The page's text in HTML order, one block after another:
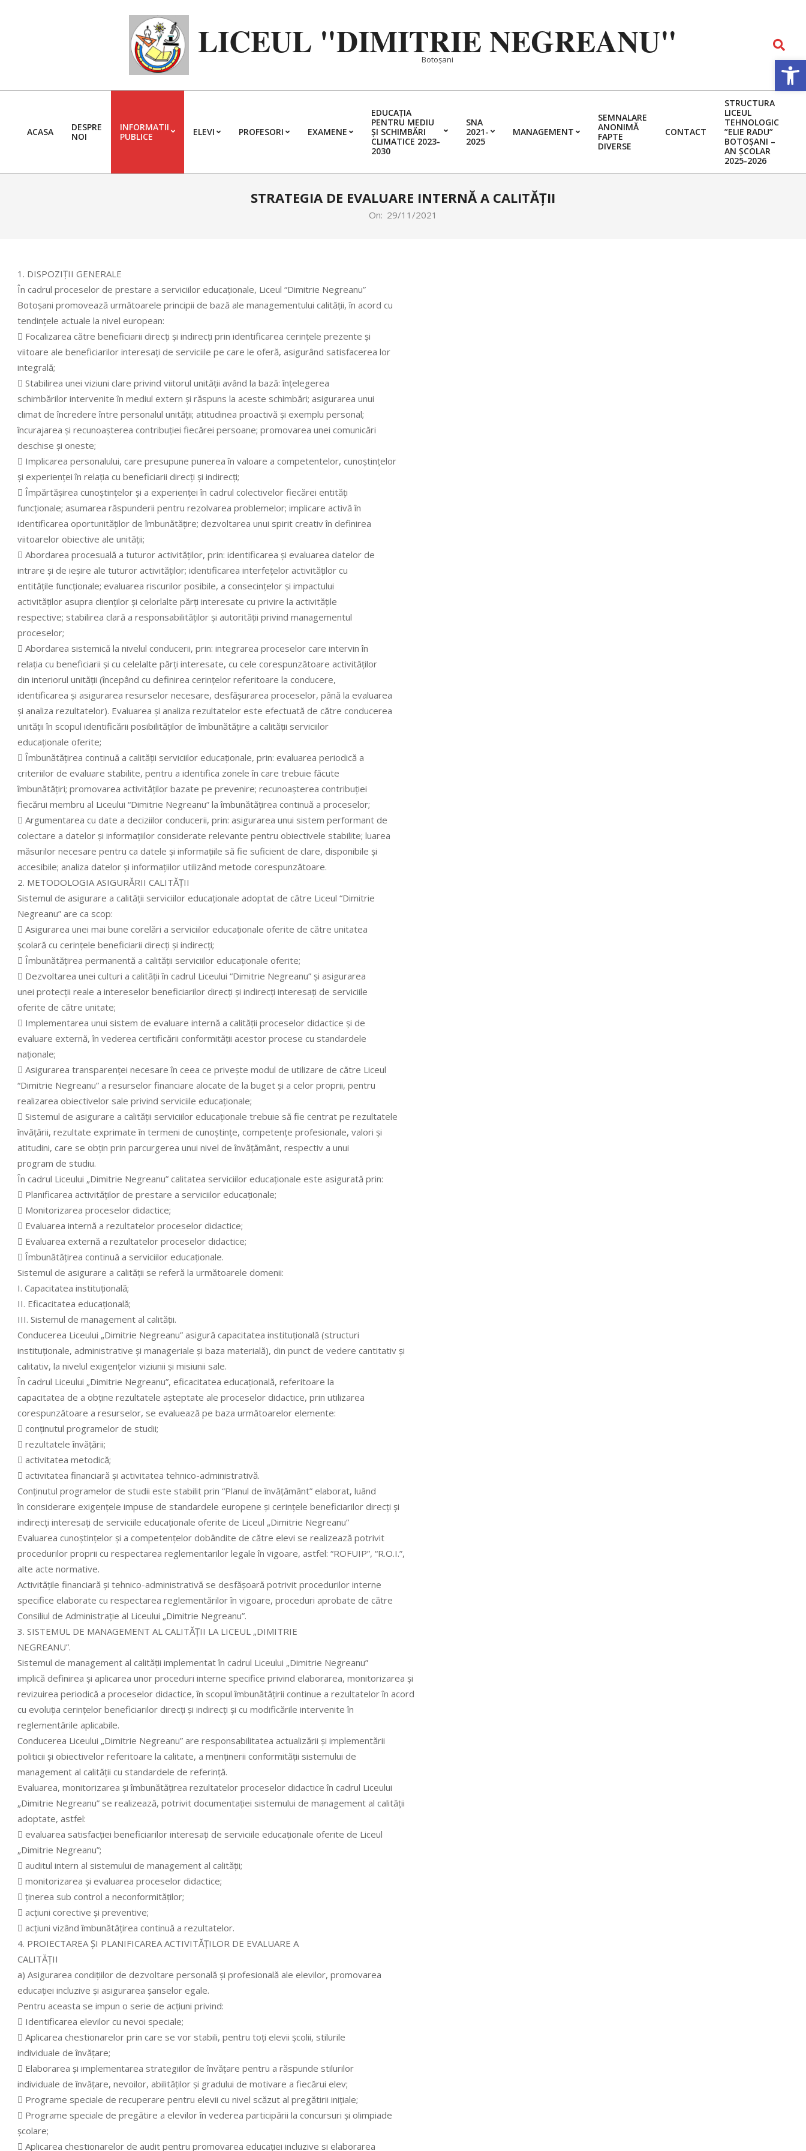
LICEUL "DIMITRIE NEGREANU"
Botoșani
Search
Primary
ACASA
DESPRE
NOI
INFORMATII
PUBLICE
ELEVI PROFESORI EXAMENE
EDUCAȚIA
PENTRU MEDIU
ȘI SCHIMBĂRI
CLIMATICE 2023-
2030
SNA
2021-
2025
MANAGEMENT
SEMNALARE
ANONIMĂ
FAPTE
DIVERSE
CONTACT
STRUCTURA
LICEUL
TEHNOLOGIC
”ELIE RADU”
BOTOȘANI –
AN ȘCOLAR
2025-2026
STRATEGIA DE EVALUARE INTERNĂ A CALITĂŢII
On: 29/11/2021
1. DISPOZIŢII GENERALE
În cadrul proceselor de prestare a serviciilor educaţionale, Liceul “Dimitrie Negreanu”
Botoşani promovează următoarele principii de bază ale managementului calităţii, în acord cu
tendinţele actuale la nivel european:
 Focalizarea către beneficiarii direcţi şi indirecţi prin identificarea cerinţele prezente şi
viitoare ale beneficiarilor interesaţi de serviciile pe care le oferă, asigurând satisfacerea lor
integrală;
 Stabilirea unei viziuni clare privind viitorul unităţii având la bază: înţelegerea
schimbărilor intervenite în mediul extern şi răspuns la aceste schimbări; asigurarea unui
climat de încredere între personalul unităţii; atitudinea proactivă şi exemplu personal;
încurajarea şi recunoaşterea contribuţiei fiecărei persoane; promovarea unei comunicări
deschise şi oneste;
 Implicarea personalului, care presupune punerea în valoare a competentelor, cunoştinţelor
şi experienţei în relaţia cu beneficiarii direcţi şi indirecţi;
 Împărtăşirea cunoştinţelor şi a experienţei în cadrul colectivelor fiecărei entităţi
funcţionale; asumarea răspunderii pentru rezolvarea problemelor; implicare activă în
identificarea oportunităţilor de îmbunătăţire; dezvoltarea unui spirit creativ în definirea
viitoarelor obiective ale unităţii;
 Abordarea procesuală a tuturor activităţilor, prin: identificarea şi evaluarea datelor de
intrare şi de ieşire ale tuturor activităţilor; identificarea interfeţelor activităţilor cu
entităţile funcţionale; evaluarea riscurilor posibile, a consecinţelor şi impactului
activităţilor asupra clienţilor şi celorlalte părţi interesate cu privire la activităţile
respective; stabilirea clară a responsabilităţilor şi autorităţii privind managementul
proceselor;
 Abordarea sistemică la nivelul conducerii, prin: integrarea proceselor care intervin în
relaţia cu beneficiarii şi cu celelalte părţi interesate, cu cele corespunzătoare activităţilor
din interiorul unităţii (începând cu definirea cerinţelor referitoare la conducere,
identificarea şi asigurarea resurselor necesare, desfăşurarea proceselor, până la evaluarea
şi analiza rezultatelor). Evaluarea şi analiza rezultatelor este efectuată de către conducerea
unităţii în scopul identificării posibilităţilor de îmbunătăţire a calităţii serviciilor
educaţionale oferite;
 Îmbunătăţirea continuă a calităţii serviciilor educaţionale, prin: evaluarea periodică a
criteriilor de evaluare stabilite, pentru a identifica zonele în care trebuie făcute
îmbunătăţiri; promovarea activităţilor bazate pe prevenire; recunoaşterea contribuţiei
fiecărui membru al Liceului “Dimitrie Negreanu” la îmbunătăţirea continuă a proceselor;
 Argumentarea cu date a deciziilor conducerii, prin: asigurarea unui sistem performant de
colectare a datelor şi informaţiilor considerate relevante pentru obiectivele stabilite; luarea
măsurilor necesare pentru ca datele şi informaţiile să fie suficient de clare, disponibile şi
accesibile; analiza datelor şi informaţiilor utilizând metode corespunzătoare.
2. METODOLOGIA ASIGURĂRII CALITĂŢII
Sistemul de asigurare a calităţii serviciilor educaţionale adoptat de către Liceul “Dimitrie
Negreanu” are ca scop:
 Asigurarea unei mai bune corelări a serviciilor educaţionale oferite de către unitatea
şcolară cu cerinţele beneficiarii direcţi şi indirecţi;
 Îmbunătăţirea permanentă a calităţii serviciilor educaţionale oferite;
 Dezvoltarea unei culturi a calităţii în cadrul Liceului “Dimitrie Negreanu” şi asigurarea
unei protecţii reale a intereselor beneficiarilor direcţi şi indirecţi interesaţi de serviciile
oferite de către unitate;
 Implementarea unui sistem de evaluare internă a calităţii proceselor didactice şi de
evaluare externă, în vederea certificării conformităţii acestor procese cu standardele
naţionale;
 Asigurarea transparenţei necesare în ceea ce priveşte modul de utilizare de către Liceul
“Dimitrie Negreanu” a resurselor financiare alocate de la buget şi a celor proprii, pentru
realizarea obiectivelor sale privind serviciile educaţionale;
 Sistemul de asigurare a calităţii serviciilor educaţionale trebuie să fie centrat pe rezultatele
învăţării, rezultate exprimate în termeni de cunoştinţe, competenţe profesionale, valori şi
atitudini, care se obţin prin parcurgerea unui nivel de învăţământ, respectiv a unui
program de studiu.
În cadrul Liceului „Dimitrie Negreanu” calitatea serviciilor educaţionale este asigurată prin:
 Planificarea activităţilor de prestare a serviciilor educaţionale;
 Monitorizarea proceselor didactice;
 Evaluarea internă a rezultatelor proceselor didactice;
 Evaluarea externă a rezultatelor proceselor didactice;
 Îmbunătăţirea continuă a serviciilor educaţionale.
Sistemul de asigurare a calităţii se referă la următoarele domenii:
I. Capacitatea instituţională;
II. Eficacitatea educaţională;
III. Sistemul de management al calităţii.
Conducerea Liceului „Dimitrie Negreanu” asigură capacitatea instituţională (structuri
instituţionale, administrative şi manageriale şi baza materială), din punct de vedere cantitativ şi
calitativ, la nivelul exigenţelor viziunii şi misiunii sale.
În cadrul Liceului „Dimitrie Negreanu”, eficacitatea educaţională, referitoare la
capacitatea de a obţine rezultatele aşteptate ale proceselor didactice, prin utilizarea
corespunzătoare a resurselor, se evaluează pe baza următoarelor elemente:
 conţinutul programelor de studii;
 rezultatele învăţării;
 activitatea metodică;
 activitatea financiară şi activitatea tehnico-administrativă.
Conţinutul programelor de studii este stabilit prin “Planul de învăţământ” elaborat, luând
în considerare exigenţele impuse de standardele europene şi cerinţele beneficiarilor direcţi şi
indirecţi interesaţi de serviciile educaţionale oferite de Liceul „Dimitrie Negreanu”
Evaluarea cunoştinţelor şi a competenţelor dobândite de către elevi se realizează potrivit
procedurilor proprii cu respectarea reglementarilor legale în vigoare, astfel: “ROFUIP”, “R.O.I.”,
alte acte normative.
Activităţile financiară şi tehnico-administrativă se desfăşoară potrivit procedurilor interne
specifice elaborate cu respectarea reglementărilor în vigoare, proceduri aprobate de către
Consiliul de Administraţie al Liceului „Dimitrie Negreanu”.
3. SISTEMUL DE MANAGEMENT AL CALITĂŢII LA LICEUL „DIMITRIE
NEGREANU”.
Sistemul de management al calităţii implementat în cadrul Liceului „Dimitrie Negreanu”
implică definirea şi aplicarea unor proceduri interne specifice privind elaborarea, monitorizarea şi
revizuirea periodică a proceselor didactice, în scopul îmbunătăţirii continue a rezultatelor în acord
cu evoluţia cerinţelor beneficiarilor direcţi şi indirecţi şi cu modificările intervenite în
reglementările aplicabile.
Conducerea Liceului „Dimitrie Negreanu” are responsabilitatea actualizării şi implementării
politicii şi obiectivelor referitoare la calitate, a menţinerii conformităţii sistemului de
management al calităţii cu standardele de referinţă.
Evaluarea, monitorizarea şi îmbunătăţirea rezultatelor proceselor didactice în cadrul Liceului
„Dimitrie Negreanu” se realizează, potrivit documentaţiei sistemului de management al calităţii
adoptate, astfel:
 evaluarea satisfacţiei beneficiarilor interesaţi de serviciile educaţionale oferite de Liceul
„Dimitrie Negreanu”;
 auditul intern al sistemului de management al calităţii;
 monitorizarea şi evaluarea proceselor didactice;
 ţinerea sub control a neconformităţilor;
 acţiuni corective şi preventive;
 acţiuni vizând îmbunătăţirea continuă a rezultatelor.
4. PROIECTAREA ŞI PLANIFICAREA ACTIVITĂŢILOR DE EVALUARE A
CALITĂŢII
a) Asigurarea condiţiilor de dezvoltare personală şi profesională ale elevilor, promovarea
educaţiei incluzive şi asigurarea şanselor egale.
Pentru aceasta se impun o serie de acţiuni privind:
 Identificarea elevilor cu nevoi speciale;
 Aplicarea chestionarelor prin care se vor stabili, pentru toţi elevii şcolii, stilurile
individuale de învăţare;
 Elaborarea şi implementarea strategiilor de învăţare pentru a răspunde stilurilor
individuale de învăţare, nevoilor, abilităţilor şi gradului de motivare a fiecărui elev;
 Programe speciale de recuperare pentru elevii cu nivel scăzut al pregătirii iniţiale;
 Programe speciale de pregătire a elevilor în vederea participării la concursuri şi olimpiade
şcolare;
 Aplicarea chestionarelor de audit pentru promovarea educaţiei incluzive si elaborarea